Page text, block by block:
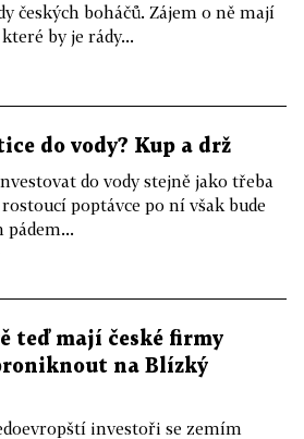
českých boháčů. Zájem o ně mají
by je rády...
do vody? Kup a drž
do vody stejně jako třeba
poptávce po ní však bude
pádem...
teď mají české firmy
na Blízký
investoři se zemím